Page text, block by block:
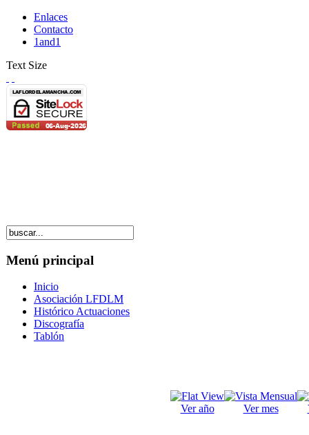
Enlaces
Contacto
1and1
Text Size
Menú principal
Inicio
Asociación LFDLM
Histórico Actuaciones
Discografía
Tablón
Ver año Ver mes